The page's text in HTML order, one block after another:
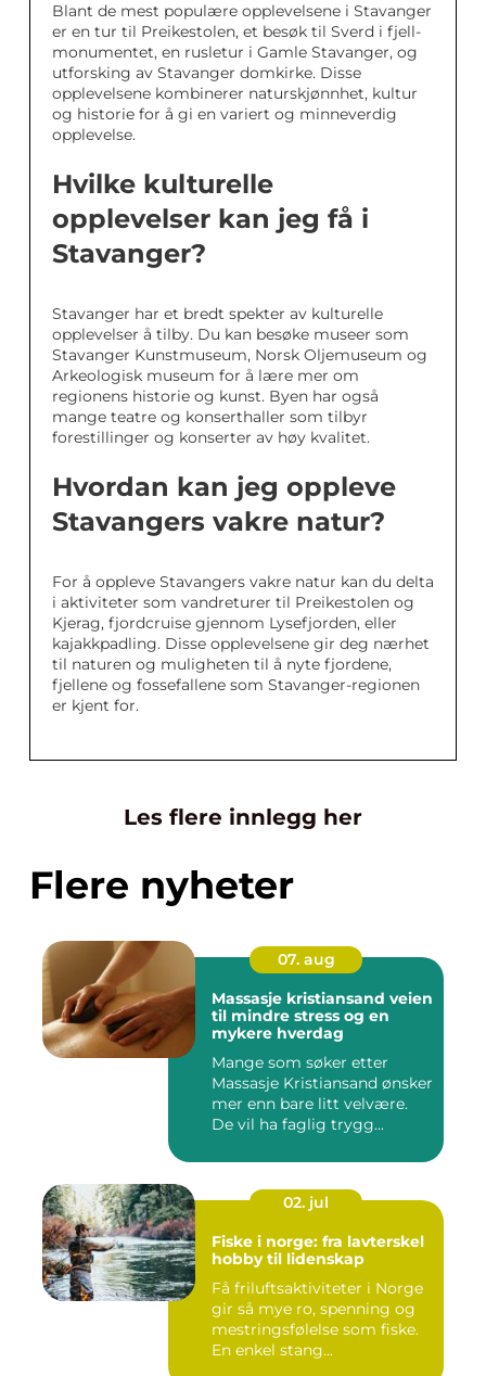
Blant de mest populære opplevelsene i Stavanger
er en tur til Preikestolen, et besøk til Sverd i fjell-
monumentet, en rusletur i Gamle Stavanger, og
utforsking av Stavanger domkirke. Disse
opplevelsene kombinerer naturskjønnhet, kultur
og historie for å gi en variert og minneverdig
opplevelse.
Hvilke kulturelle
opplevelser kan jeg få i
Stavanger?
Stavanger har et bredt spekter av kulturelle
opplevelser å tilby. Du kan besøke museer som
Stavanger Kunstmuseum, Norsk Oljemuseum og
Arkeologisk museum for å lære mer om
regionens historie og kunst. Byen har også
mange teatre og konserthaller som tilbyr
forestillinger og konserter av høy kvalitet.
Hvordan kan jeg oppleve
Stavangers vakre natur?
For å oppleve Stavangers vakre natur kan du delta
i aktiviteter som vandreturer til Preikestolen og
Kjerag, fjordcruise gjennom Lysefjorden, eller
kajakkpadling. Disse opplevelsene gir deg nærhet
til naturen og muligheten til å nyte fjordene,
fjellene og fossefallene som Stavanger-regionen
er kjent for.
Les flere innlegg her
Flere nyheter
07. aug
Massasje kristiansand veien
til mindre stress og en
mykere hverdag
Mange som søker etter
Massasje Kristiansand ønsker
mer enn bare litt velvære.
De vil ha faglig trygg...
02. jul
Fiske i norge: fra lavterskel
hobby til lidenskap
Få friluftsaktiviteter i Norge
gir så mye ro, spenning og
mestringsfølelse som fiske.
En enkel stang...